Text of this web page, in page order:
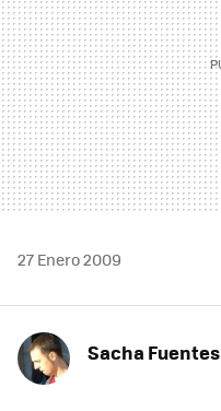
27 Enero 2009
Sacha Fuentes